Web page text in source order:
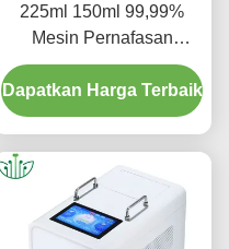
225ml 150ml 99,99%
Mesin Pernafasan
Hidrogen Murni Untuk
Kesehatan Penggunaan
Rumah
Dapatkan Harga Terbaik